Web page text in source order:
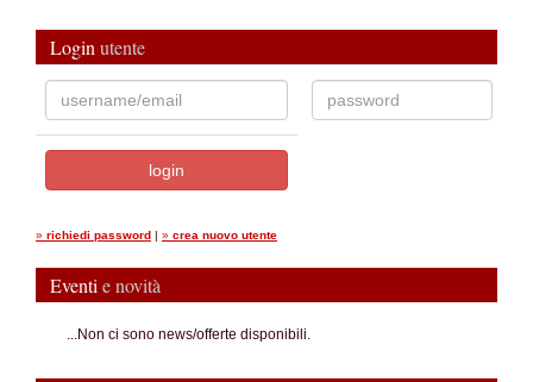
Login utente
» richiedi password | » crea nuovo utente
Eventi e novità
...Non ci sono news/offerte disponibili.